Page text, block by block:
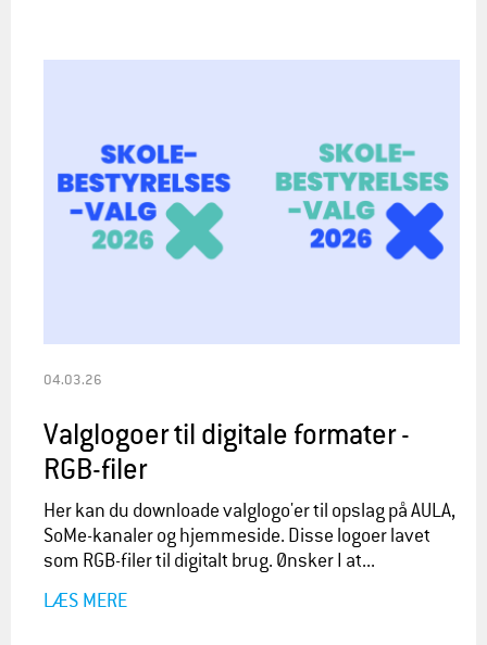
04.03.26
Valglogoer til digitale formater -
RGB-filer
Her kan du downloade valglogo'er til opslag på AULA,
SoMe-kanaler og hjemmeside. Disse logoer lavet
som RGB-filer til digitalt brug. Ønsker I at...
LÆS MERE